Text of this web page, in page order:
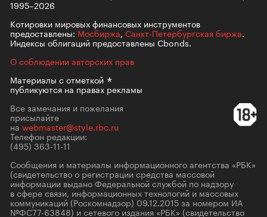
1995–2026
Котировки мировых финансовых инструментов
предоставлены: Мосбиржа, Санкт-Петербургская биржа.
Индексы облигаций предоставлены Cbonds.
О соблюдении авторских прав
Материалы сотметкой
публикуются на правах рекламы
Все замечания и пожелания
присылайте
на webmaster@style.rbc.ru
Телефон редакции:
(495) 363-11-11
Сообщения и материалы информационного агентства «РБК»
(свидетельство о регистрации средства массовой
информации выдано Федеральной службой по надзору
в сфере связи, информационных технологий и массовых
коммуникаций (Роскомнадзор) 09.12.2015 за номером ИА
№ФС77-63848) и сетевого издания «РБК» (свидетельство